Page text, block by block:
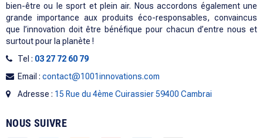
bien-être ou le sport et plein air. Nous accordons également une
grande importance aux produits éco-responsables, convaincus
que l’innovation doit être bénéfique pour chacun d’entre nous et
surtout pour la planète !
Tel : 03 27 72 60 79
Email : contact@1001innovations.com
Adresse : 15 Rue du 4ème Cuirassier 59400 Cambrai
NOUS SUIVRE